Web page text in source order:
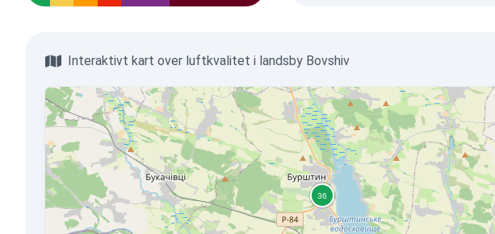
Interaktivt kart over luftkvalitet i landsby Bovshiv